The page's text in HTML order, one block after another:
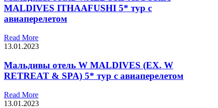
MALDIVES ITHAAFUSHI 5* тур с
авиаперелетом
Read More
13.01.2023
Мальдивы отель W MALDIVES (EX. W
RETREAT & SPA) 5* тур с авиаперелетом
Read More
13.01.2023